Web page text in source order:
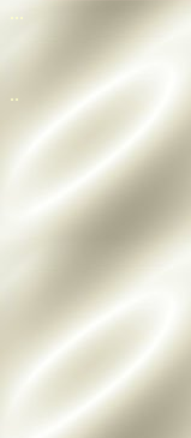
...
..